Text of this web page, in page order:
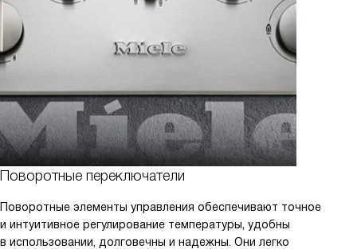
Поворотные переключатели
Поворотные элементы управления обеспечивают точное
и интуитивное регулирование температуры, удобны
в использовании, долговечны и надежны. Они легко